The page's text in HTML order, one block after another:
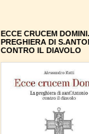
ECCE CRUCEM
PREGHIERA DI
CONTRO IL DIAVOLO